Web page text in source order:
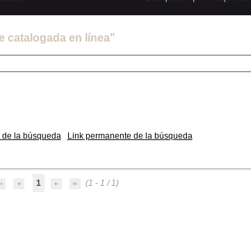
catalogada en línea"
la búsqueda
Link permanente de la búsqueda
1 (1 - 1 / 1)